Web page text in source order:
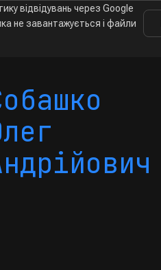
відвідувань через Google
не завантажується і файли